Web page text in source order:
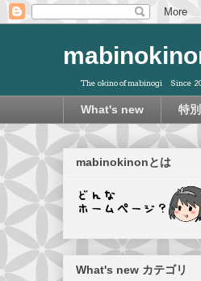
The okino of mabinogi Since
What's new 特
mabinokinonとは
What's new カテゴリ